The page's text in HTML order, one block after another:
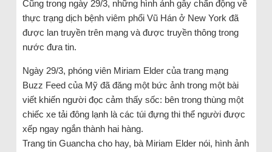
Cũng trong ngày 29/3, những hình ảnh gây chấn động về
thực trạng dịch bệnh viêm phổi Vũ Hán ở New York đã
được lan truyền trên mạng và được truyền thông trong
nước đưa tin.
Ngày 29/3, phóng viên Miriam Elder của trang mạng
Buzz Feed của Mỹ đã đăng một bức ảnh trong một bài
viết khiến người đọc cảm thấy sốc: bên trong thùng một
chiếc xe tải đông lạnh là các túi đựng thi thể người được
xếp ngay ngắn thành hai hàng.
Trang tin Guancha cho hay, bà Miriam Elder nói, hình ảnh